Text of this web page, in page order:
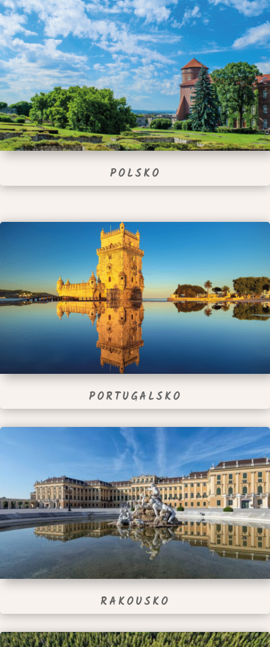
POLSKO
PORTUGALSKO
RAKOUSKO